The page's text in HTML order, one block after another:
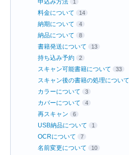
申込み方法 1
料金について 14
納期について 4
納品について 8
書籍発送について 13
持ち込み予約 2
スキャン可能書籍について 33
スキャン後の書籍の処理について
カラーについて 3
カバーについて 4
再スキャン 6
USB納品について 1
OCRについて 7
名前変更について 10